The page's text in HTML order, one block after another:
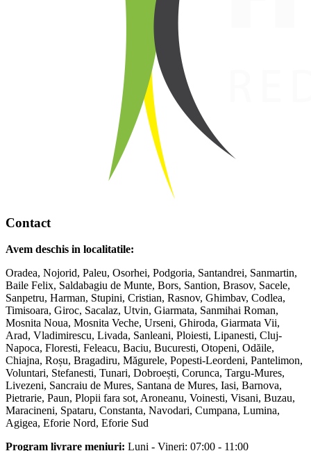
Contact
Avem deschis in localitatile:
Oradea, Nojorid, Paleu, Osorhei, Podgoria, Santandrei, Sanmartin,
Baile Felix, Saldabagiu de Munte, Bors, Santion, Brasov, Sacele,
Sanpetru, Harman, Stupini, Cristian, Rasnov, Ghimbav, Codlea,
Timisoara, Giroc, Sacalaz, Utvin, Giarmata, Sanmihai Roman,
Mosnita Noua, Mosnita Veche, Urseni, Ghiroda, Giarmata Vii,
Arad, Vladimirescu, Livada, Sanleani, Ploiesti, Lipanesti, Cluj-
Napoca, Floresti, Feleacu, Baciu, Bucuresti, Otopeni, Odăile,
Chiajna, Roșu, Bragadiru, Măgurele, Popesti-Leordeni, Pantelimon,
Voluntari, Stefanesti, Tunari, Dobroești, Corunca, Targu-Mures,
Livezeni, Sancraiu de Mures, Santana de Mures, Iasi, Barnova,
Pietrarie, Paun, Plopii fara sot, Aroneanu, Voinesti, Visani, Buzau,
Maracineni, Spataru, Constanta, Navodari, Cumpana, Lumina,
Agigea, Eforie Nord, Eforie Sud
Program livrare meniuri: Luni - Vineri: 07:00 - 11:00